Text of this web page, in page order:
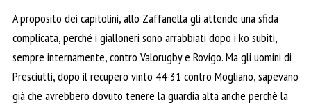
A proposito dei capitolini, allo Zaffanella gli attende una sfida
complicata, perché i gialloneri sono arrabbiati dopo i ko subiti,
sempre internamente, contro Valorugby e Rovigo. Ma gli uomini di
Presciutti, dopo il recupero vinto 44-31 contro Mogliano, sapevano
già che avrebbero dovuto tenere la guardia alta anche perchè la